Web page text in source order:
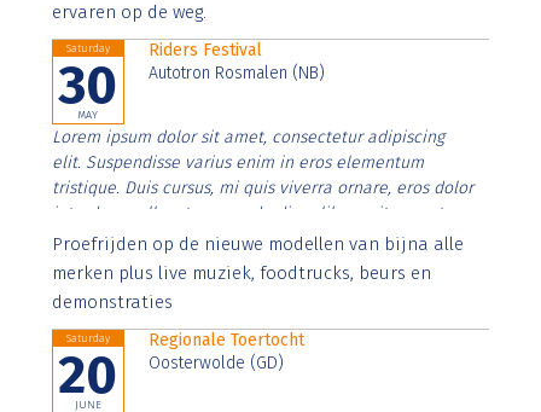
ervaren op de weg.
Saturday
30
MAY
Riders Festival
Autotron Rosmalen (NB)
Lorem ipsum dolor sit amet, consectetur adipiscing
elit. Suspendisse varius enim in eros elementum
tristique. Duis cursus, mi quis viverra ornare, eros dolor
interdum nulla, ut commodo diam libero vitae erat.
Aenean faucibus nibh et justo cursus id rutrum lorem
imperdiet. Nunc ut sem vitae risus tristique posuere.
Proefrijden op de nieuwe modellen van bijna alle
merken plus live muziek, foodtrucks, beurs en
demonstraties
Saturday
20
JUNE
Regionale Toertocht
Oosterwolde (GD)